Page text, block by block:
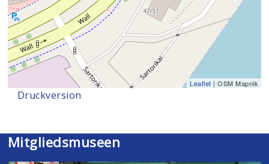
Leaflet | OSM Mapnik
Druckversion
Mitgliedsmuseen